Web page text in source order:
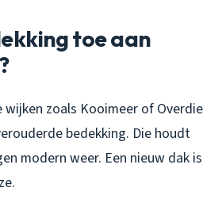
toe aan
wijken zoals Kooimeer of Overdie
bedekking. Die houdt
modern weer. Een nieuw dak is